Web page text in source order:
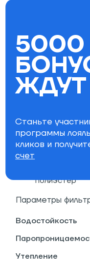
ветра)
Молния с
Карманы для
Карман для
Внутренний
Внутренний
Magic Fit
женской
достаточную
полиэстер
Параметры
Водостойкость
Утепление
5000
ЖДУТ
Станьте
программы
кликов и
счет